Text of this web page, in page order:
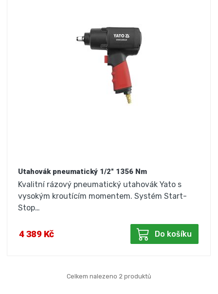
Utahovák pneumatický 1/2" 1356 Nm
Kvalitní rázový pneumatický utahovák Yato s
vysokým kroutícím momentem. Systém Start-
Stop…
4 389 Kč Do košíku
Celkem nalezeno 2 produktů